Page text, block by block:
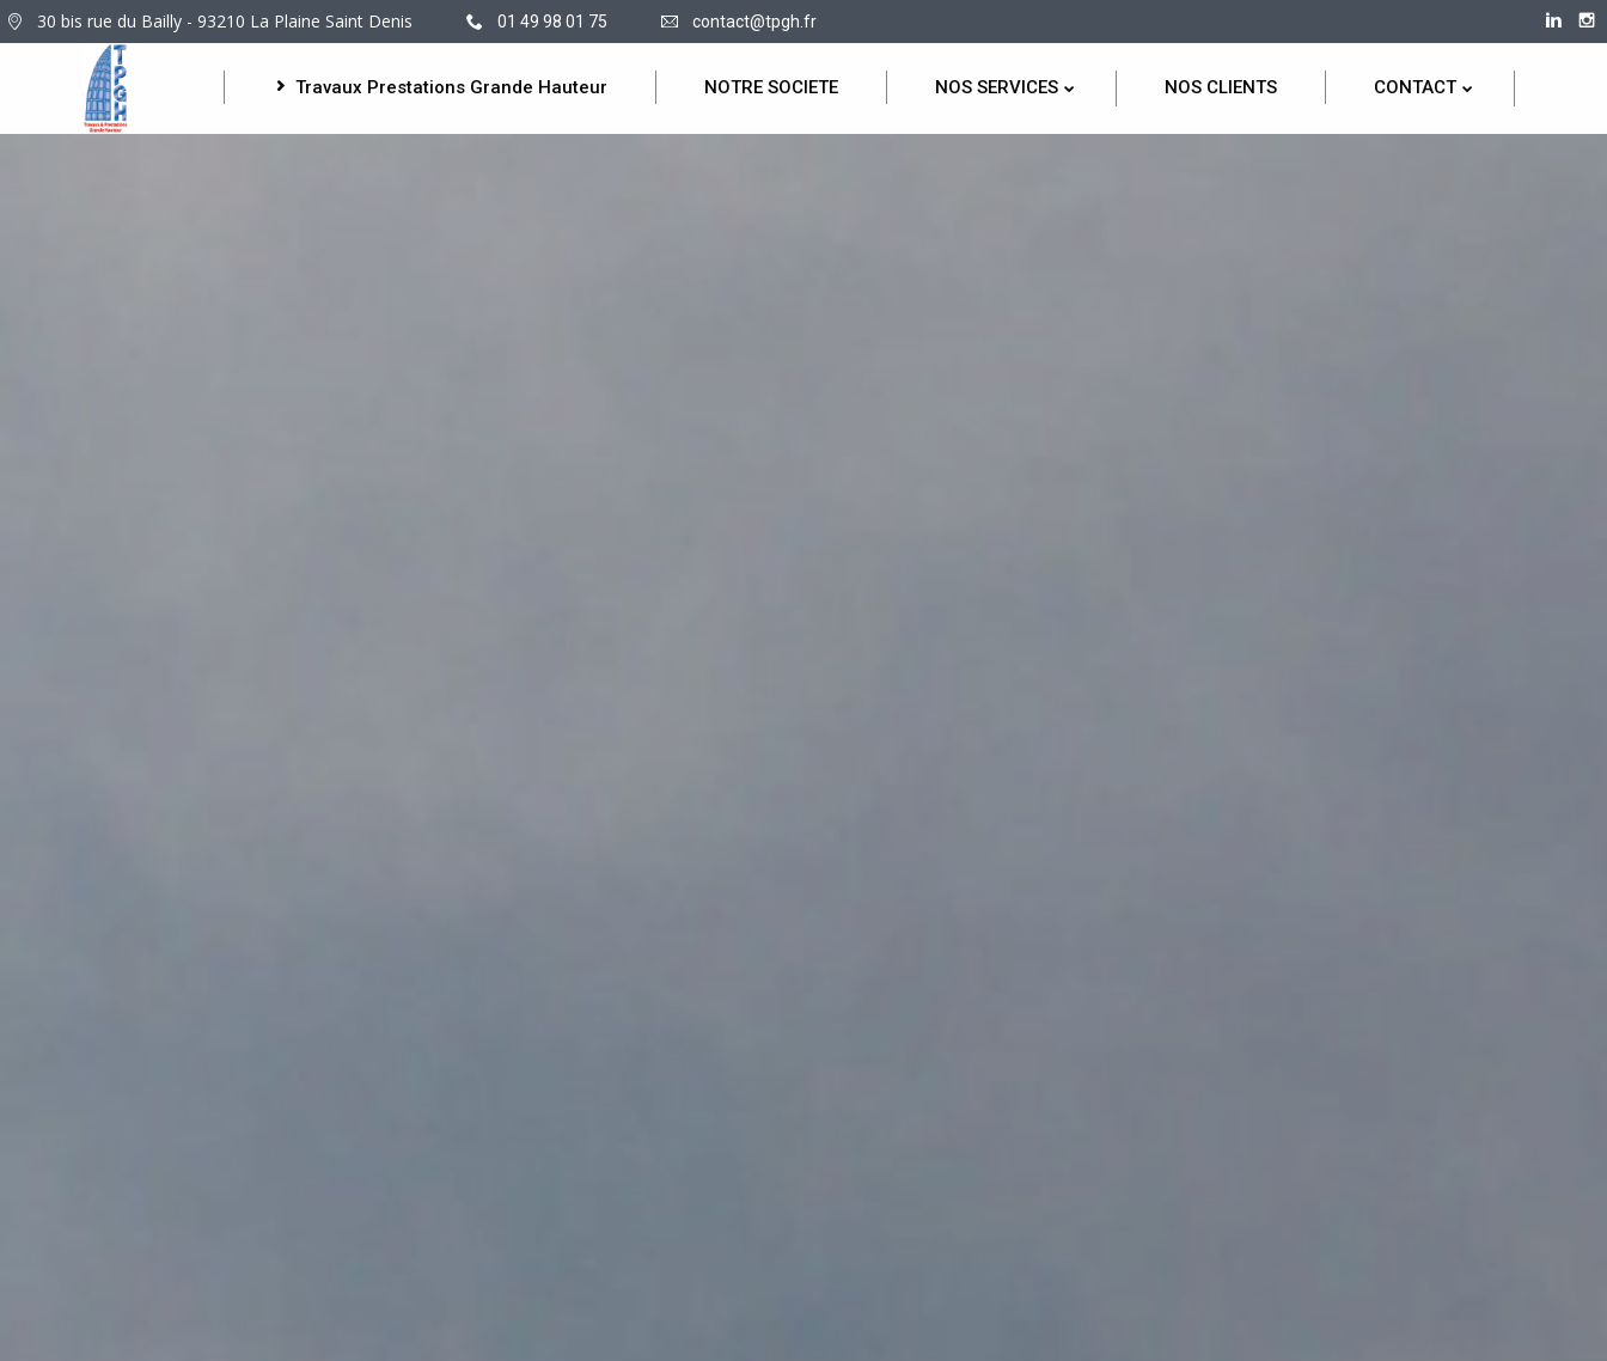
30 bis rue du Bailly - 93210 La Plaine Saint Denis 01 49 98 01 75 contact@tpgh.fr
Travaux Prestations Grande Hauteur NOTRE SOCIETE NOS SERVICES NOS CLIENTS CONTACT